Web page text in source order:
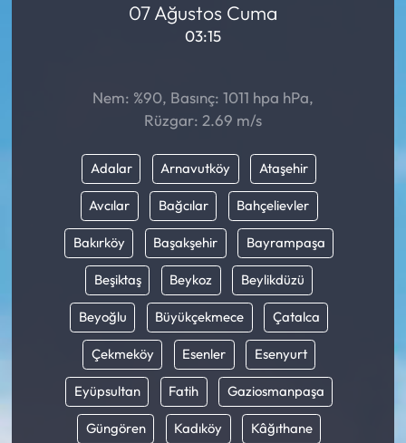
07 Ağustos Cuma
03:15
Nem: %90, Basınç: 1011 hpa hPa,
Rüzgar: 2.69 m/s
Adalar Arnavutköy Ataşehir
Avcılar Bağcılar Bahçelievler
Bakırköy Başakşehir Bayrampaşa
Beşiktaş Beykoz Beylikdüzü
Beyoğlu Büyükçekmece Çatalca
Çekmeköy Esenler Esenyurt
Eyüpsultan Fatih Gaziosmanpaşa
Güngören Kadıköy Kâğıthane